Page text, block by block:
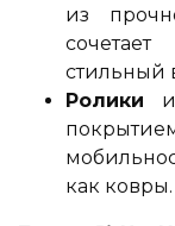
из
стильный
Ролики
как ковры.